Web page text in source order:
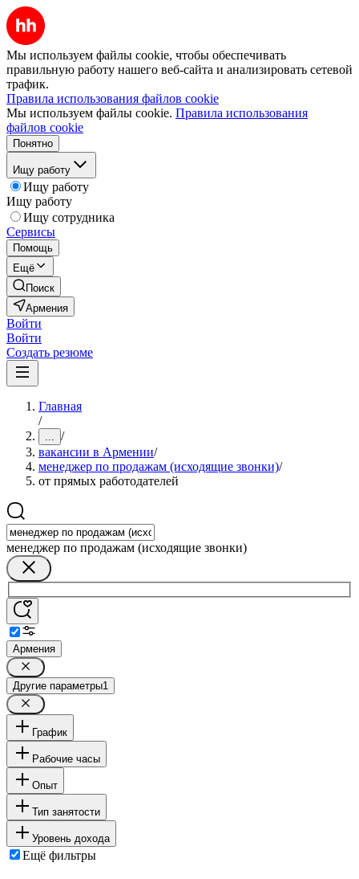
Мы используем файлы cookie, чтобы обеспечивать
правильную работу нашего веб-сайта и анализировать сетевой
трафик.
Правила использования файлов cookie
Мы используем файлы cookie. Правила использования
файлов cookie
Понятно
Ищу работу
Ищу работу
Ищу работу
Ищу сотрудника
Сервисы
Помощь
Ещё
Поиск
Армения
Войти
Войти
Создать резюме
Главная
/
... /
вакансии в Армении/
менеджер по продажам (исходящие звонки)/
от прямых работодателей
менеджер по продажам (исходящие звонки)
Армения
Другие параметры1
График
Рабочие часы
Опыт
Тип занятости
Уровень дохода
Ещё фильтры